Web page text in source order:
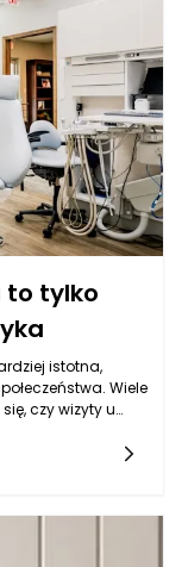
to tylko
istotna,
Wiele
czy wizyty u
działań, w tym